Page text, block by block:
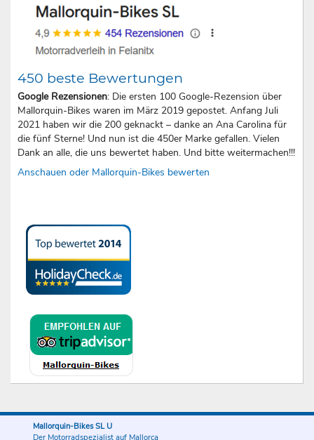
450 beste Bewertungen
Google Rezensionen: Die ersten 100 Google-Rezension über
Mallorquin-Bikes waren im März 2019 gepostet. Anfang Juli
2021 haben wir die 200 geknackt – danke an Ana Carolina für
die fünf Sterne! Und nun ist die 450er Marke gefallen. Vielen
Dank an alle, die uns bewertet haben. Und bitte weitermachen!!!
Anschauen oder Mallorquin-Bikes bewerten
Mallorquin-Bikes SL U
Der Motorradspezialist auf Mallorca